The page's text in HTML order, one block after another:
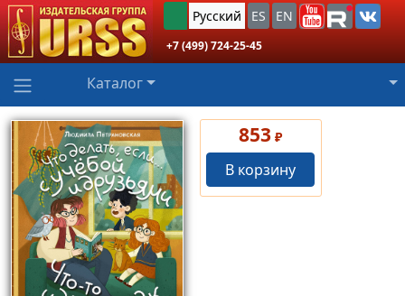
Русский ES EN
+7 (499) 724-25-45
Каталог
853 ₽
В корзину